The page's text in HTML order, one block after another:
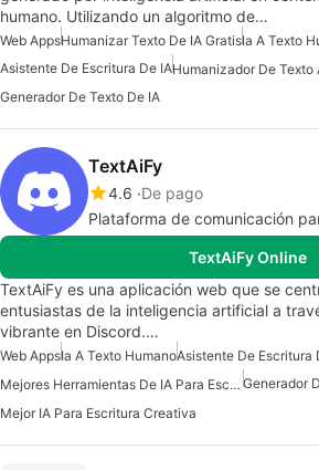
humano. Utilizando un algoritmo de…
Web AppsHumanizar Texto De IA GratisIa A Texto
Asistente De Escritura De IAHumanizador De Texto
Generador De Texto De IA
TextAiFy
4.6 De pago
Plataforma de comunicación
TextAiFy Online
TextAiFy es una aplicación web que se
entusiastas de la inteligencia artificial a
vibrante en Discord.…
Web AppsIa A Texto HumanoAsistente De Escritura
Mejores Herramientas De IA Para Escritores Generador
Mejor IA Para Escritura Creativa